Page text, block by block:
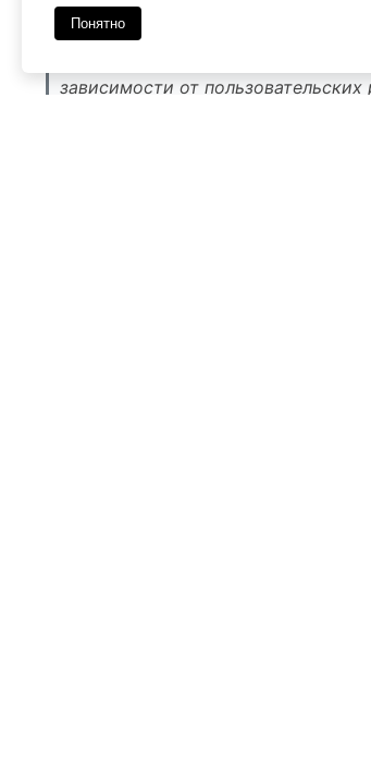
Этот хук позволяет изменять цены
Используйте его, если
зависимости от пользовательских
Понятно